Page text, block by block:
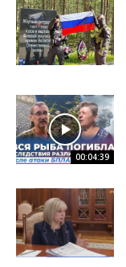
00:04:39